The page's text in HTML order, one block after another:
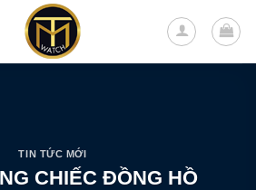
TIN TỨC MỚI
CHIẾC ĐỒNG HỒ